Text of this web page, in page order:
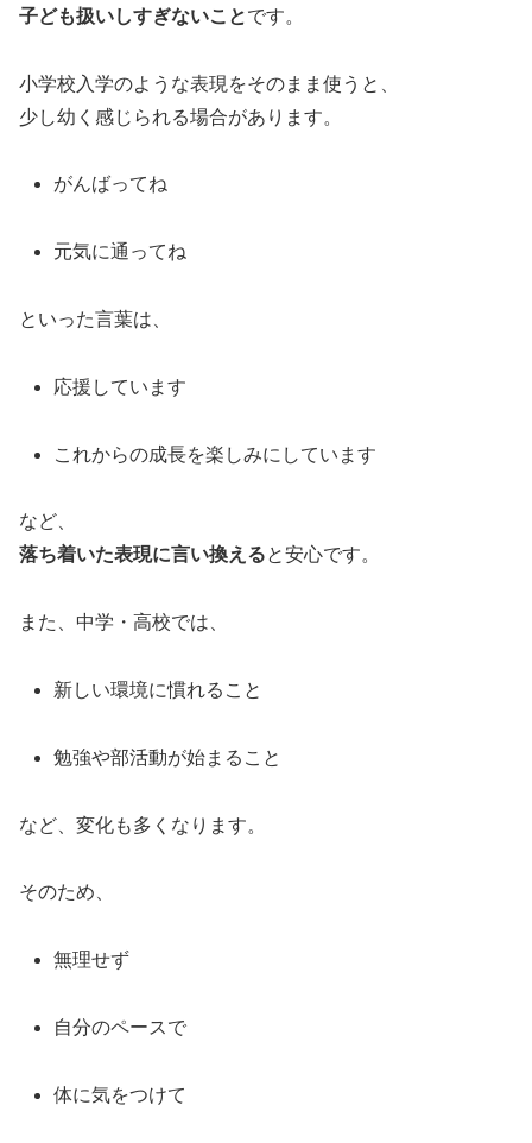
子ども扱いしすぎないことです。
小学校入学のような表現をそのまま使うと、
少し幼く感じられる場合があります。
がんばってね
元気に通ってね
といった言葉は、
応援しています
これからの成長を楽しみにしています
など、
落ち着いた表現に言い換えると安心です。
また、中学・高校では、
新しい環境に慣れること
勉強や部活動が始まること
など、変化も多くなります。
そのため、
無理せず
自分のペースで
体に気をつけて